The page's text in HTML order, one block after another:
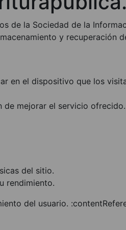
de la Sociedad de la
y recuperación
en el dispositivo que los
mejorar el servicio
del sitio.
rendimiento.
del usuario.